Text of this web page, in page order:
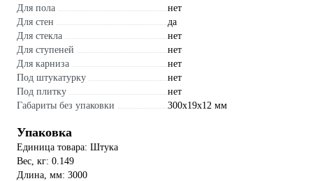
Для пола
нет
Для стен
да
Для стекла
нет
Для ступеней
нет
Для карниза
нет
Под штукатурку
нет
Под плитку
нет
Габариты без упаковки
300х19х12 мм
Упаковка
Единица товара: Штука
Вес, кг: 0.149
Длина, мм: 3000